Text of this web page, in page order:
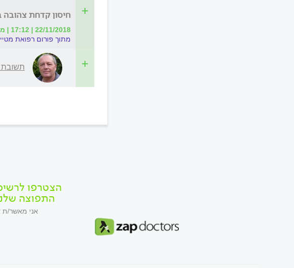
חיסון קדחת צהובה
22/11/2018 | 17:12 | מאת: גולדי
מתוך פורום רפואת
תשובת
הצטרפו
התפוצה
אני מאשר/